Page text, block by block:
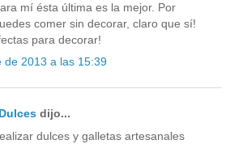
mí ésta última es la mejor. Por
comer sin decorar, claro que sí!
para decorar!
de 2013 a las 15:39
dijo...
dulces y galletas artesanales